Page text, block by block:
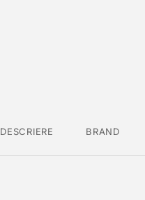
DESCRIERE BRAND